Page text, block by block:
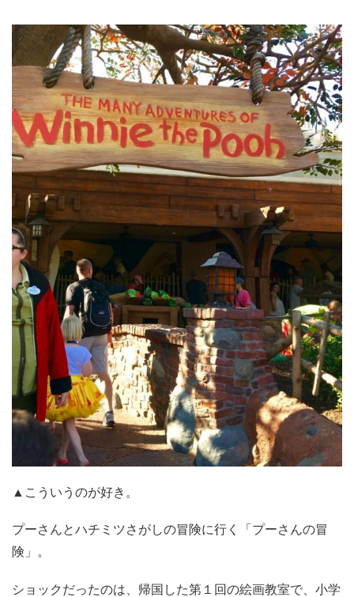
▲こういうのが好き。
プーさんとハチミツさがしの冒険に行く「プーさんの冒
険」。
ショックだったのは、帰国した第１回の絵画教室で、小学